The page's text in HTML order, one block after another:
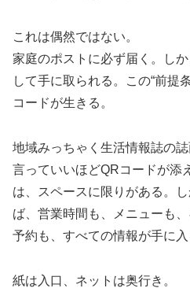
これは偶然ではない。
家庭のポストに必ず届く。し
して手に取られる。この“前提
コードが生きる。
地域みっちゃく生活情報誌の
言っていいほどQRコードが添
は、スペースに限りがある。
ば、営業時間も、メニューも
予約も、すべての情報が手に入
紙は入口、ネットは奥行き。